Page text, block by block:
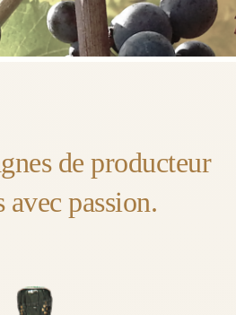
de producteur
avec passion.